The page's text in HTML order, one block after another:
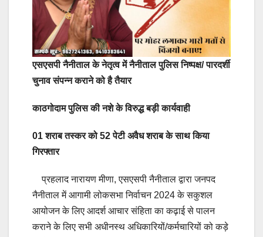
एसएसपी नैनीताल के नेतृत्व में नैनीताल पुलिस निष्पक्ष/ पारदर्शी
चुनाव संपन्न कराने को है तैयार
काठगोदाम पुलिस की नशे के विरुद्ध बड़ी कार्यवाही
01 शराब तस्कर को 52 पेटी अवैध शराब के साथ किया
गिरफ्तार
प्रहलाद नारायण मीणा, एसएसपी नैनीताल द्वारा जनपद
नैनीताल में आगामी लोकसभा निर्वाचन 2024 के सकुशल
आयोजन के लिए आदर्श आचार संहिता का कढ़ाई से पालन
कराने के लिए सभी अधीनस्थ अधिकारियों/कर्मचारियों को कड़े